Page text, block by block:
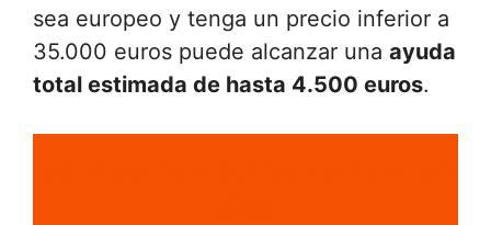
sea europeo y tenga un precio inferior a
35.000 euros puede alcanzar una ayuda
total estimada de hasta 4.500 euros.